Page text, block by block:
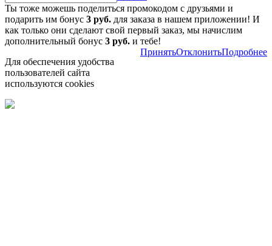
Ты тоже можешь поделиться промокодом с друзьями и
подарить им бонус 3 руб. для заказа в нашем приложении! И
как только они сделают свой первый заказ, мы начислим
дополнительный бонус 3 руб. и тебе!
Для обеспечения удобства
пользователей сайта
используются cookies
ПринятьОтклонитьПодробнее